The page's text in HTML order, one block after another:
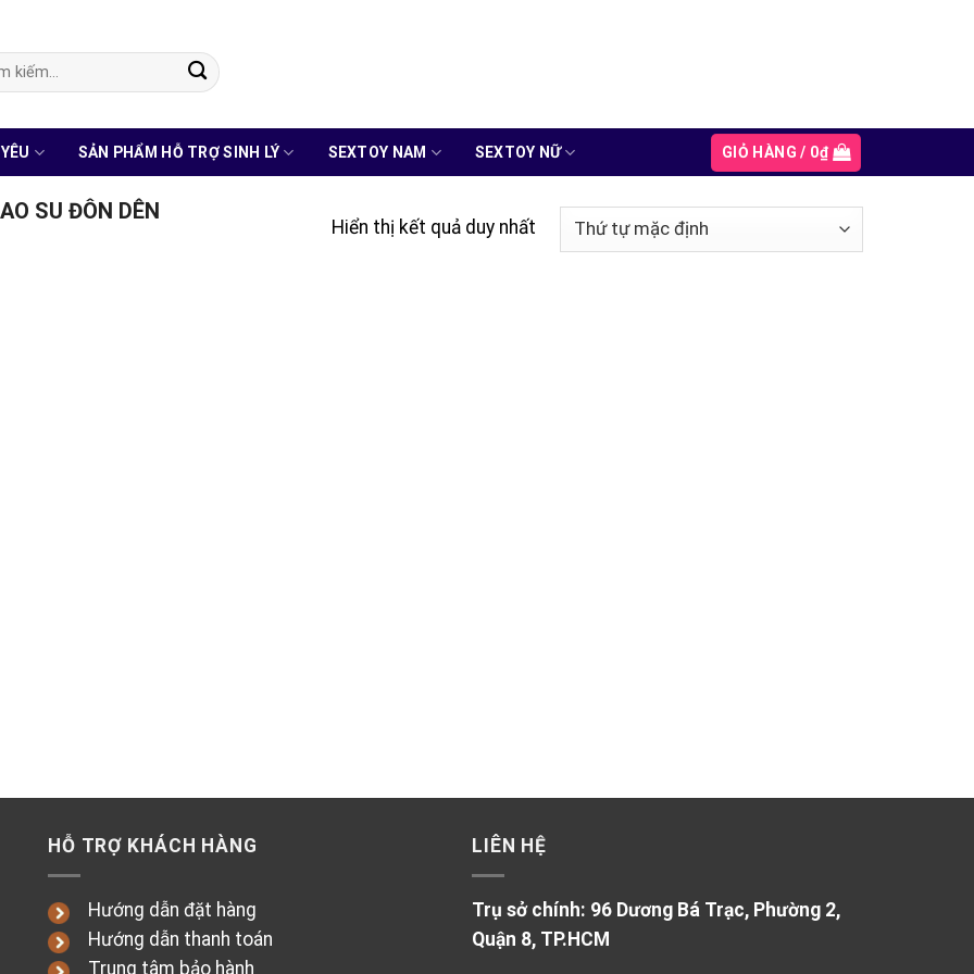
SẢN PHẨM HỖ TRỢ SINH LÝ SEXTOY NAM SEXTOY NỮ GIỎ HÀNG / 0₫
SU ĐÔN DÊN
Hiển thị kết quả duy nhất
HỖ TRỢ KHÁCH HÀNG
Hướng dẫn đặt hàng
Hướng dẫn thanh toán
Trung tâm bảo hành
LIÊN HỆ
Trụ sở chính: 96 Dương Bá Trạc, Phường 2,
Quận 8, TP.HCM